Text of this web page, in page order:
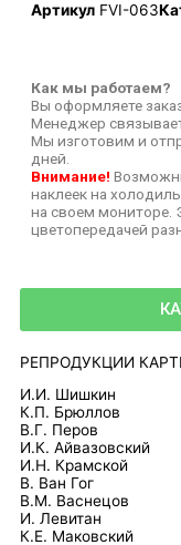
РЕПРОДУКЦИИ
И.И. Шишкин
К.П. Брюллов
В.Г. Перов
И.К. Айвазовский
И.Н. Крамской
В. Ван Гог
В.М. Васнецов
И. Левитан
К.Е. Маковский
Артикул FVI-063
Как мы работаем?
Вы оформляете
Менеджер
Мы изготовим и
дней.
Внимание!
наклеек на
на своем мониторе.
цветопередачей